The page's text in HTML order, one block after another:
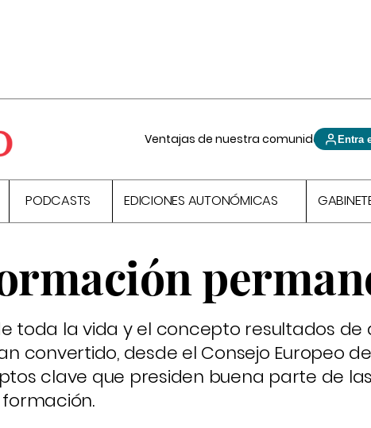
Ventajas de nuestra comunidad Entra
PODCASTS EDICIONES AUTONÓMICAS
toda la vida y el concepto resultados de
convertido, desde el Consejo Europeo
clave que presiden buena parte de